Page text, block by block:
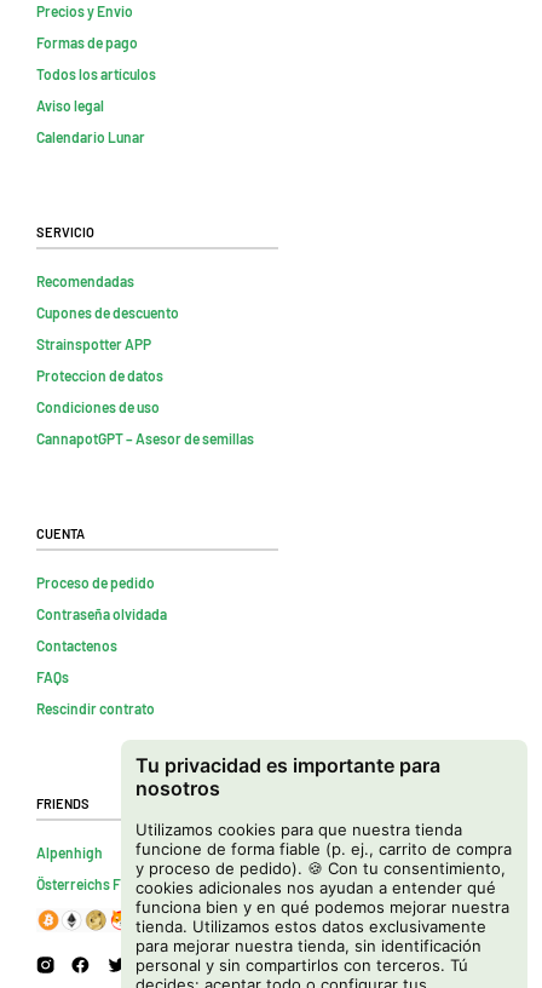
Tu privacidad es importante para
nosotros
Utilizamos cookies para que nuestra tienda
funcione de forma fiable (p. ej., carrito de compra
y proceso de pedido). 🍪 Con tu consentimiento,
cookies adicionales nos ayudan a entender qué
funciona bien y en qué podemos mejorar nuestra
tienda. Utilizamos estos datos exclusivamente
para mejorar nuestra tienda, sin identificación
personal y sin compartirlos con terceros. Tú
Precios y Envio
Formas de pago
Todos los artículos
Aviso legal
Calendario Lunar
Servicio
Recomendadas
Cupones de descuento
Strainspotter APP
Proteccion de datos
Condiciones de uso
CannapotGPT – Asesor de semillas
Cuenta
Proceso de pedido
Contraseña olvidada
Contactenos
FAQs
Rescindir contrato
Friends
Alpenhigh
Österreichs Firmenverzeichnis